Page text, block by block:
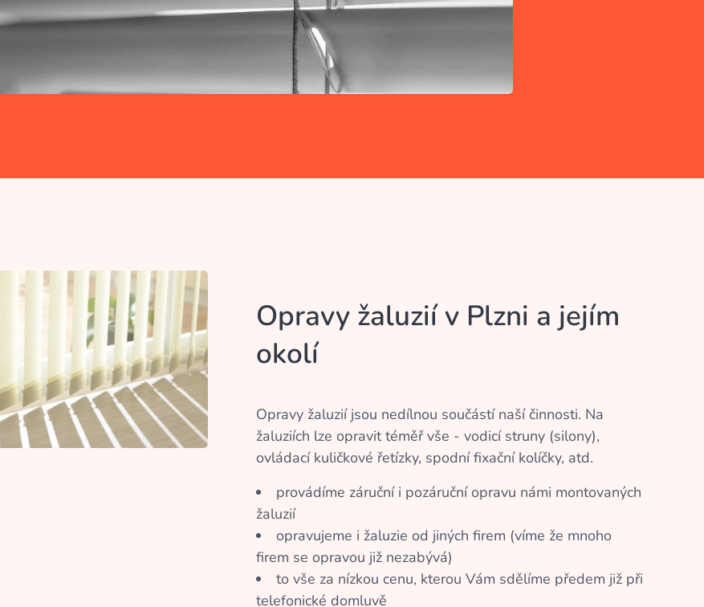
Opravy žaluzií v Plzni a jejím
okolí
Opravy žaluzií jsou nedílnou součástí naší činnosti. Na
žaluziích lze opravit téměř vše - vodicí struny (silony),
ovládací kuličkové řetízky, spodní fixační kolíčky, atd.
provádíme záruční i pozáruční opravu námi montovaných
žaluzií
opravujeme i žaluzie od jiných firem (víme že mnoho
firem se opravou již nezabývá)
to vše za nízkou cenu, kterou Vám sdělíme předem již při
telefonické domluvě